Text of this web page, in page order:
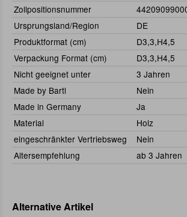
Zollpositionsnummer
Ursprungsland/Region
DE
Produktformat (cm)
D3,3,H4,5
Verpackung Format (cm)
D3,3,H4,5
Nicht geeignet unter
3 Jahren
Made by Bartl
Nein
Made in Germany
Ja
Material
Holz
eingeschränkter Vertriebsweg
Nein
Altersempfehlung
ab 3 Jahren
Alternative Artikel